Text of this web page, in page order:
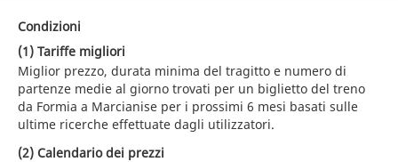
Condizioni
(1) Tariffe migliori
Miglior prezzo, durata minima del tragitto e numero di
partenze medie al giorno trovati per un biglietto del treno
da Formia a Marcianise per i prossimi 6 mesi basati sulle
ultime ricerche effettuate dagli utilizzatori.
(2) Calendario dei prezzi